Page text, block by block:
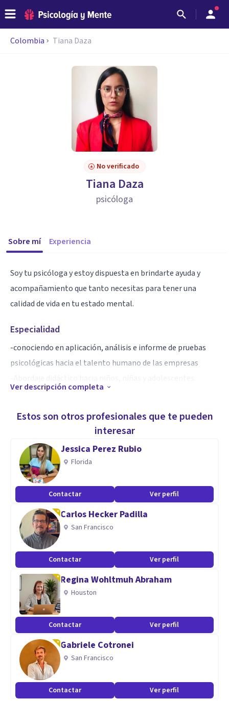
Colombia Tiana Daza
No verificado
Tiana Daza
psicóloga
Sobre mí Experiencia
Soy tu psicóloga y estoy dispuesta en brindarte ayuda y
acompañamiento que tanto necesitas para tener una
calidad de vida en tu estado mental.
Especialidad
-conociendo en aplicación, análisis e informe de pruebas
psicológicas hacia el talento humano de las empresas
- Realización de talleres y capacitaciones de salud mental .
Aptitudes
-Experiencia en aplicación, análisis e informes de pruebas
psicológicas .
-conocimiento y expedida en asesoría de empresas respeto
a temas de Talento humano.
-Conocimiento y abordaje en estados de autoestima con el
fin de incrementar tu amor propio.
-Acompañamiento y ayuda hacia niños, niñas y
adolescentes.
Ver descripción completa
Estos son otros profesionales que te pueden
interesar
Jessica Perez Rubio
Florida
Contactar Ver perfil
Carlos Hecker Padilla
San Francisco
Contactar Ver perfil
Regina Wohltmuh Abraham
Houston
Contactar Ver perfil
Gabriele Cotronei
San Francisco
Contactar Ver perfil